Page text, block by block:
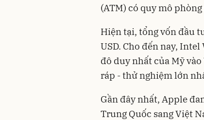
(ATM) có quy mô
Hiện tại, tổng vốn đầu
USD. Cho đến nay,
đô duy nhất của Mỹ
ráp - thử nghiệm lớn
Gần đây nhất, Apple
Trung Quốc sang Việt